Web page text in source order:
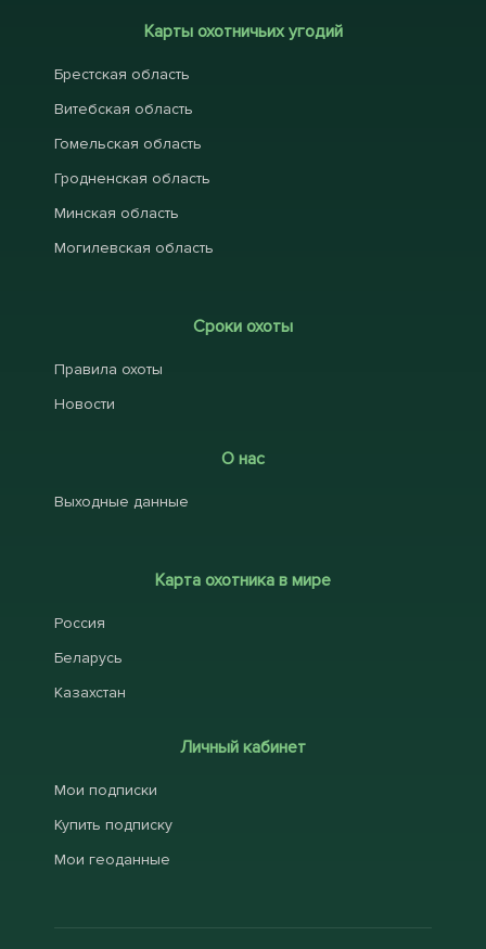
Карты охотничьих угодий
Брестская область
Витебская область
Гомельская область
Гродненская область
Минская область
Могилевская область
Сроки охоты
Правила охоты
Новости
О нас
Выходные данные
Карта охотника в мире
Россия
Беларусь
Казахстан
Личный кабинет
Мои подписки
Купить подписку
Мои геоданные